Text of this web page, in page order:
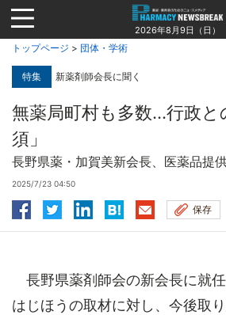
Jump
to
navigation
2026年8月9日（日）
トップページ > 団体・学術
特集 新薬剤師会長に聞く
無薬局町村も多数…行政と
須」
長野県薬・加賀美新会長、医薬品提
2025/7/23 04:50
保存
長野県薬剤師会の新会長に就
はじほうの取材に対し、今後取